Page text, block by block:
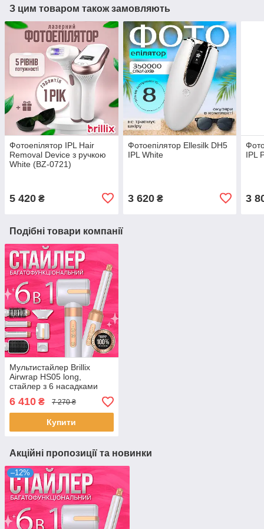
З цим товаром також замовляють
Фотоепілятор IPL Hair
Removal Device з ручкою
White (BZ-0721)
5 420 ₴
Фотоепілятор Ellesilk DH5
IPL White
3 620₴
IPL
3
Подібні товари компанії
Мультистайлер Brillix
Airwrap HS05 long,
стайлер з 6 насадками
Білий
6 410 ₴ 7 270 ₴
Купити
Акційні пропозиції та новинки
–12%